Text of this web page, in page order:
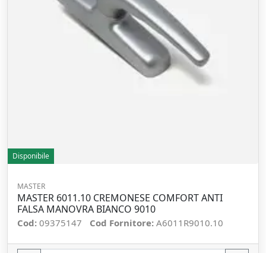
Disponibile
MASTER
MASTER 6011.10 CREMONESE COMFORT ANTI
FALSA MANOVRA BIANCO 9010
Cod: 09375147 Cod Fornitore: A6011R9010.10